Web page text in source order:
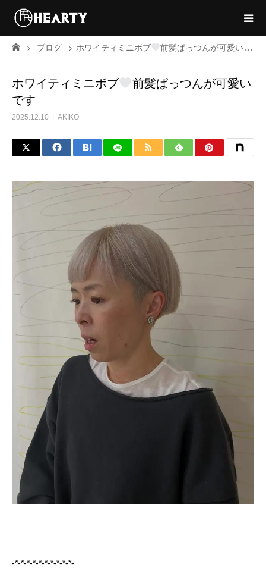
ブログ ホワイティミニボブ 前髪ぱっつんが可愛いです
ホワイティミニボブ
前髪ぱっつんが可愛い
です
2025.12.10 AKIKO
-*-*-*-*-*-*-*-*-*-*-